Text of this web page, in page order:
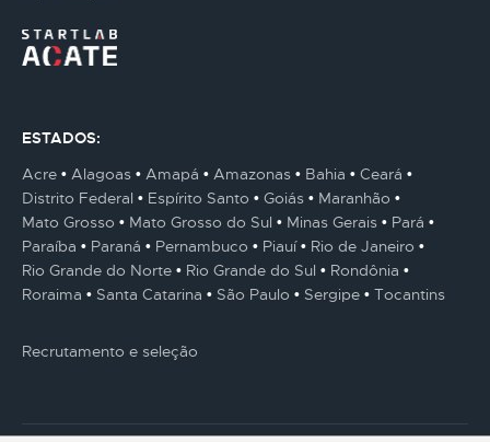
ESTADOS:
Acre
Alagoas Amapá Amazonas Bahia
Ceará
Distrito Federal
Espírito Santo Goiás
Maranhão
Mato Grosso
Mato Grosso do Sul Minas Gerais
Pará
Paraíba
Paraná Pernambuco Piauí
Rio de Janeiro
Rio Grande do Norte
Rio Grande do Sul
Rondônia
Roraima
Santa Catarina São Paulo Sergipe Tocantins
Recrutamento e seleção